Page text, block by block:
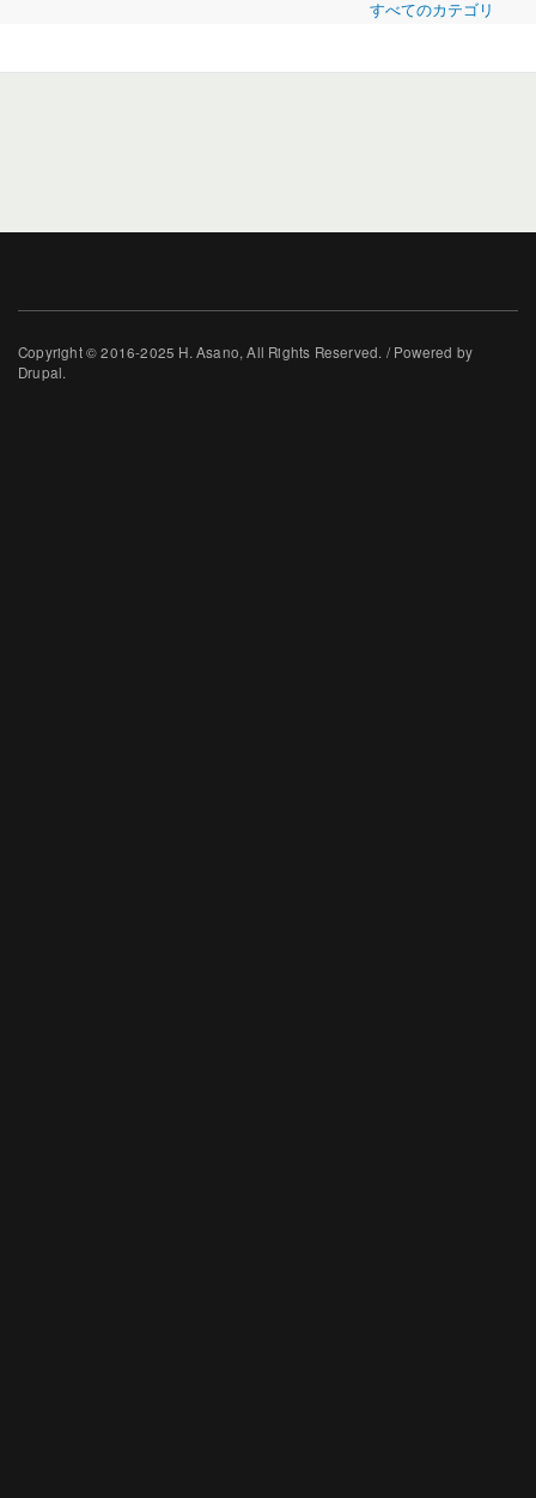
すべてのカテゴリ
Copyright © 2016-2025 H. Asano, All Rights Reserved. / Powered by
Drupal.